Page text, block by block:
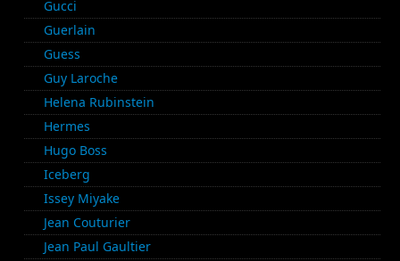
Gucci
Guerlain
Guess
Guy Laroche
Helena Rubinstein
Hermes
Hugo Boss
Iceberg
Issey Miyake
Jean Couturier
Jean Paul Gaultier